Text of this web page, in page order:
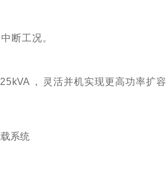
中断工况。
25kVA ， 灵活并机实现更高功率扩容